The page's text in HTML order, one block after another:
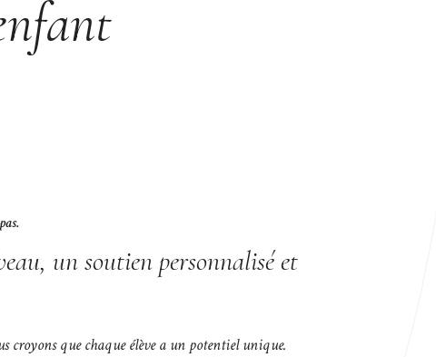
un soutien personnalisé et
croyons que chaque élève a un potentiel unique.